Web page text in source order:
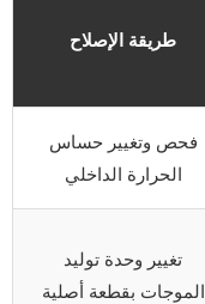
طريقة الإصلاح
فحص وتغيير حساس
الحرارة الداخلي
تغيير وحدة توليد
الموجات بقطعة أصلية